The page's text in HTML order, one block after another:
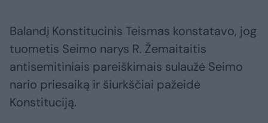
Balandį Konstitucinis Teismas konstatavo, jog
tuometis Seimo narys R. Žemaitaitis
antisemitiniais pareiškimais sulaužė Seimo
nario priesaiką ir šiurkščiai pažeidė
Konstituciją.